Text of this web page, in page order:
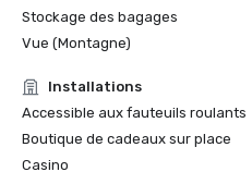
Stockage des bagages
Vue (Montagne)
Installations
Accessible aux fauteuils roulants
Boutique de cadeaux sur place
Casino